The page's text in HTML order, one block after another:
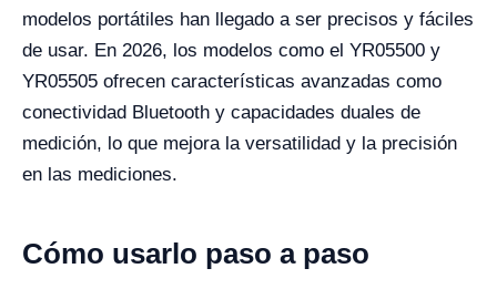
modelos portátiles han llegado a ser precisos y fáciles
de usar. En 2026, los modelos como el YR05500 y
YR05505 ofrecen características avanzadas como
conectividad Bluetooth y capacidades duales de
medición, lo que mejora la versatilidad y la precisión
en las mediciones.
Cómo usarlo paso a paso